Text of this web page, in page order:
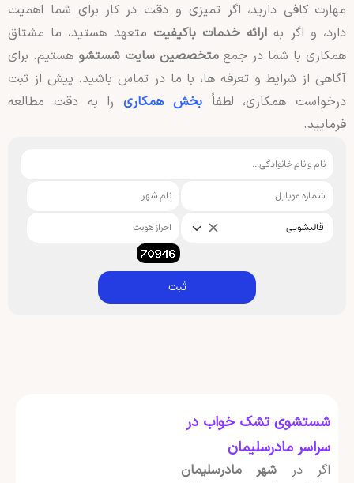
مهارت کافی دارید، اگر تمیزی و دقت در کار برای شما اهمیت
دارد، و اگر به ارائه خدمات باکیفیتمتعهد هستید، ما مشتاق
همکاری با شما در جمع متخصصین سایت شستشوهستیم. برای
آگاهی از شرایط و تعرفه ها، با ما در تماس باشید. پیش از ثبت
درخواست همکاری، لطفاً بخش همکاریرا به دقت مطالعه
فرمایید.
قالیشویی
ثبت
شستشوی تشک خواب در
سراسر مادرسلیمان
اگر در
شهر مادرسلیمان